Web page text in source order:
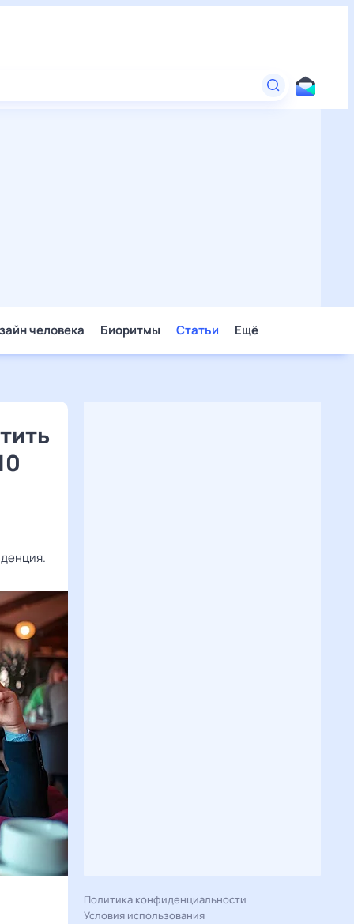
человека Биоритмы Статьи Ещё
Политика конфиденциальности
Условия использования